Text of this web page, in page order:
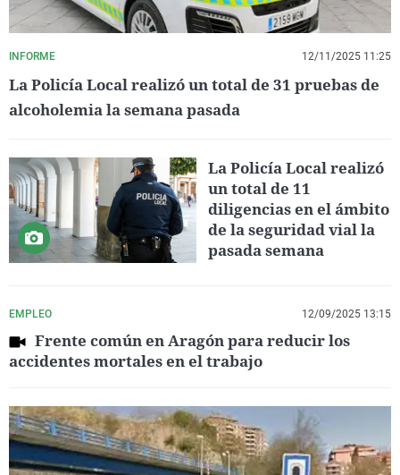
INFORME 12/11/2025 11:25
La Policía Local realizó un total de 31 pruebas de
alcoholemia la semana pasada
La Policía Local realizó
un total de 11
diligencias en el ámbito
de la seguridad vial la
pasada semana
EMPLEO 12/09/2025 13:15
Frente común en Aragón para reducir los
accidentes mortales en el trabajo